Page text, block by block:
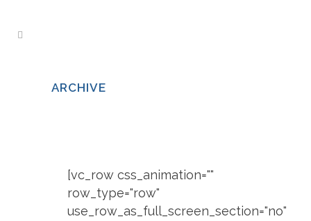
ARCHIVE
[vc_row css_animation=""
row_type="row"
use_row_as_full_screen_section="no"